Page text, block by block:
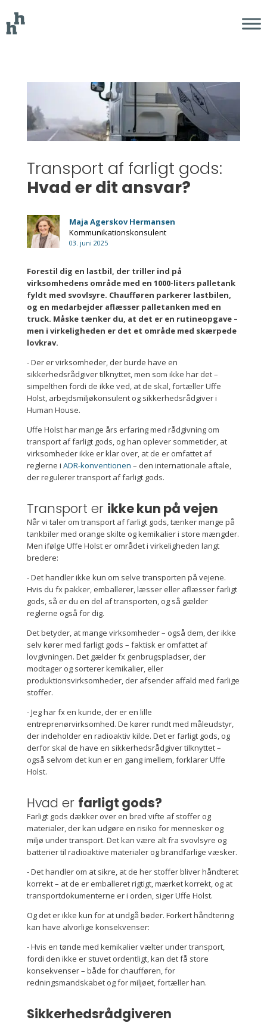
Transport af farligt gods:
Hvad er dit ansvar?
Maja Agerskov Hermansen
Kommunikationskonsulent
03. juni 2025
Forestil dig en lastbil, der triller ind på
virksomhedens område med en 1000-liters palletank
fyldt med svovlsyre. Chaufføren parkerer lastbilen,
og en medarbejder aflæsser palletanken med en
truck. Måske tænker du, at det er en rutineopgave –
men i virkeligheden er det et område med skærpede
lovkrav.
- Der er virksomheder, der burde have en
sikkerhedsrådgiver tilknyttet, men som ikke har det –
simpelthen fordi de ikke ved, at de skal, fortæller Uffe
Holst, arbejdsmiljøkonsulent og sikkerhedsrådgiver i
Human House.
Uffe Holst har mange års erfaring med rådgivning om
transport af farligt gods, og han oplever sommetider, at
virksomheder ikke er klar over, at de er omfattet af
reglerne i ADR-konventionen – den internationale aftale,
der regulerer transport af farligt gods.
Transport er ikke kun på vejen
Når vi taler om transport af farligt gods, tænker mange på
tankbiler med orange skilte og kemikalier i store mængder.
Men ifølge Uffe Holst er området i virkeligheden langt
bredere:
- Det handler ikke kun om selve transporten på vejene.
Hvis du fx pakker, emballerer, læsser eller aflæsser farligt
gods, så er du en del af transporten, og så gælder
reglerne også for dig.
Det betyder, at mange virksomheder – også dem, der ikke
selv kører med farligt gods – faktisk er omfattet af
lovgivningen. Det gælder fx genbrugspladser, der
modtager og sorterer kemikalier, eller
produktionsvirksomheder, der afsender affald med farlige
stoffer.
- Jeg har fx en kunde, der er en lille
entreprenørvirksomhed. De kører rundt med måleudstyr,
der indeholder en radioaktiv kilde. Det er farligt gods, og
derfor skal de have en sikkerhedsrådgiver tilknyttet –
også selvom det kun er en gang imellem, forklarer Uffe
Holst.
Hvad er farligt gods?
Farligt gods dækker over en bred vifte af stoffer og
materialer, der kan udgøre en risiko for mennesker og
miljø under transport. Det kan være alt fra svovlsyre og
batterier til radioaktive materialer og brandfarlige væsker.
- Det handler om at sikre, at de her stoffer bliver håndteret
korrekt – at de er emballeret rigtigt, mærket korrekt, og at
transportdokumenterne er i orden, siger Uffe Holst.
Og det er ikke kun for at undgå bøder. Forkert håndtering
kan have alvorlige konsekvenser:
- Hvis en tønde med kemikalier vælter under transport,
fordi den ikke er stuvet ordentligt, kan det få store
konsekvenser – både for chaufføren, for
redningsmandskabet og for miljøet, fortæller han.
Sikkerhedsrådgiveren